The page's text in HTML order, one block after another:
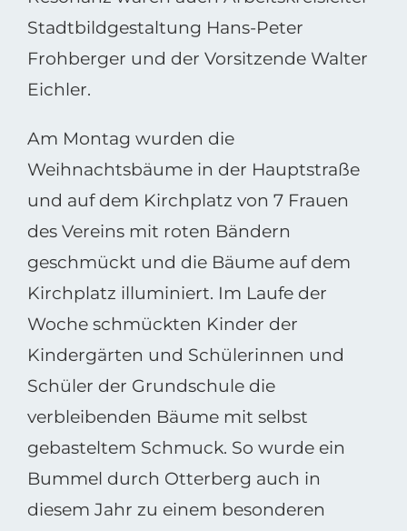
Stadtbildgestaltung Hans-Peter
Frohberger und der Vorsitzende Walter
Eichler.
Am Montag wurden die
Weihnachtsbäume in der Hauptstraße
und auf dem Kirchplatz von 7 Frauen
des Vereins mit roten Bändern
geschmückt und die Bäume auf dem
Kirchplatz illuminiert. Im Laufe der
Woche schmückten Kinder der
Kindergärten und Schülerinnen und
Schüler der Grundschule die
verbleibenden Bäume mit selbst
gebasteltem Schmuck. So wurde ein
Bummel durch Otterberg auch in
diesem Jahr zu einem besonderen